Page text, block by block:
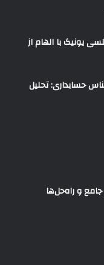
یونیک با الهام از
حسابداری: تحلیل
و راه‌حل‌ها